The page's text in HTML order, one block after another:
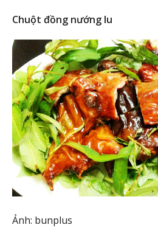
Chuột đồng nướng lu
Ảnh: bunplus